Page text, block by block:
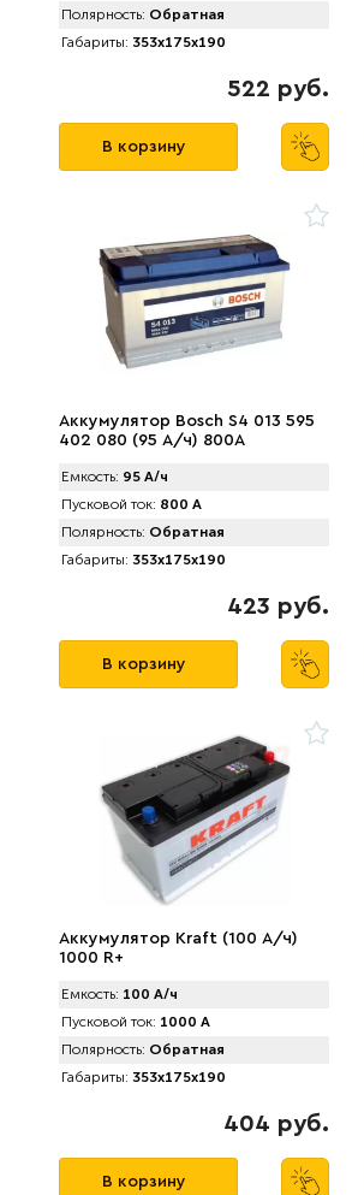
Полярность: Обратная
Габариты: 353x175x190
522 руб.
В корзину
Аккумулятор Bosch S4 013 595
402 080 (95 А/ч) 800A
Емкость: 95 А/ч
Пусковой ток: 800 А
Полярность: Обратная
Габариты: 353x175x190
423 руб.
В корзину
Аккумулятор Kraft (100 А/ч)
1000 R+
Емкость: 100 А/ч
Пусковой ток: 1000 А
Полярность: Обратная
Габариты: 353x175x190
404 руб.
В корзину